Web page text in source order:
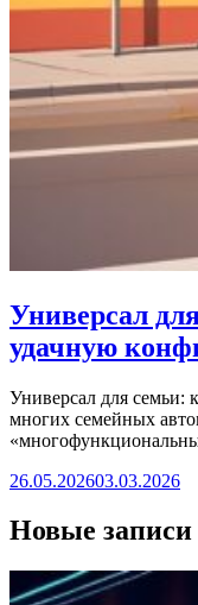
Универсал
удачную
Универсал для семьи:
многих семейных
26.05.202603.03.2026
Новые записи